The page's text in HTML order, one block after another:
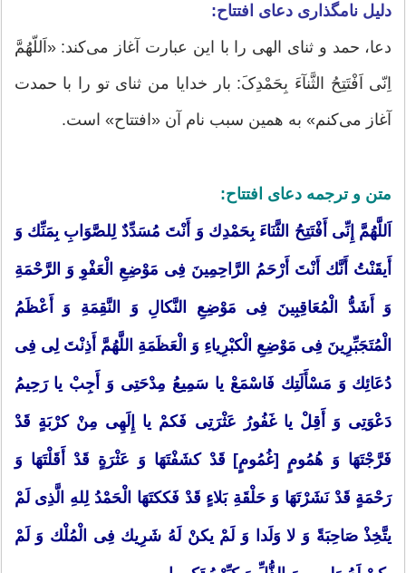
دلیل نامگذاری دعای افتتاح:
دعا، حمد و ثنای الهی را با این عبارت آغاز می‌کند: «اَللّهُمَّ
اِنّی اَفْتَتِحُ الثَّنآءَ بِحَمْدِکَ: بار خدایا من ثنای تو را با حمدت
آغاز می‌کنم» به همین سبب نام آن «افتتاح» است.
متن و ترجمه دعای افتتاح:
اَللَّهُمَّ إِنِّی أَفْتَتِحُ الثَّنَاءَ بِحَمْدِك وَ أَنْتَ مُسَدِّدٌ لِلصَّوَابِ بِمَنِّك وَ
أَیقَنْتُ أَنَّك أَنْتَ أَرْحَمُ الرَّاحِمِینَ فِی مَوْضِعِ الْعَفْوِ وَ الرَّحْمَةِ
وَ أَشَدُّ الْمُعَاقِبِینَ فِی مَوْضِعِ النَّكالِ وَ النَّقِمَةِ وَ أَعْظَمُ
الْمُتَجَبِّرِینَ فِی مَوْضِعِ الْكبْرِیاءِ وَ الْعَظَمَةِ اللَّهُمَّ أَذِنْتَ لِی فِی
دُعَائِك وَ مَسْأَلَتِك فَاسْمَعْ یا سَمِیعُ مِدْحَتِی وَ أَجِبْ یا رَحِیمُ
دَعْوَتِی وَ أَقِلْ یا غَفُورُ عَثْرَتِی فَكمْ یا إِلَهِی مِنْ كرْبَةٍ قَدْ
فَرَّجْتَهَا وَ هُمُومٍ [غُمُومٍ] قَدْ كشَفْتَهَا وَ عَثْرَةٍ قَدْ أَقَلْتَهَا وَ
رَحْمَةٍ قَدْ نَشَرْتَهَا وَ حَلْقَةِ بَلاءٍ قَدْ فَككتَهَا الْحَمْدُ لِلهِ الَّذِی لَمْ
یتَّخِذْ صَاحِبَةً وَ لا وَلَدا وَ لَمْ یكنْ لَهُ شَرِیك فِی الْمُلْك وَ لَمْ